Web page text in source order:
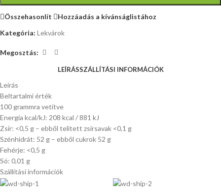
Összehasonlít
Hozzáadás a kívánságlistához
Kategória: Lekvárok
Megosztás:
LEÍRÁSSZÁLLÍTÁSI INFORMÁCIÓK
Leírás
Beltartalmi érték
100 grammra vetítve
Energia kcal/kJ: 208 kcal / 881 kJ
Zsír: <0,5 g – ebből telített zsírsavak <0,1 g
Szénhidrát: 52 g – ebből cukrok 52 g
Fehérje: <0,5 g
Só: 0,01 g
Szállítási információk